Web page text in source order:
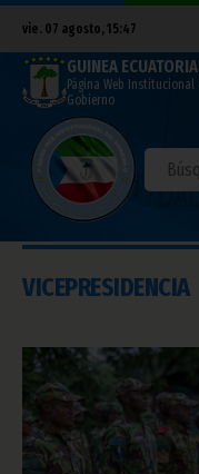
vie. 07 agosto, 15:47
GUINEA
Página Web Institucional
Gobierno
VICEPRESIDENCIA